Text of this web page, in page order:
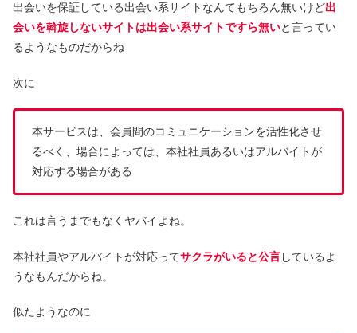
出会いを保証している出会い系サイトなんてもちろん無いけど出
会いを斡旋しないサイトは出会い系サイトですら無いと言ってい
るようなものだからね
次に
本サービスは、会員間のコミュニケーションを活性化させ
るべく、場合によっては、本社社員あるいはアルバイトが
対応する場合がある
これは言うまでもなくヤバイよね。
本社社員やアルバイトが対応ってサクラがいると公言しているよ
うなもんだからね。
似たようなのに